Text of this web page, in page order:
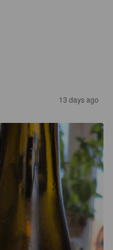
13 days ago